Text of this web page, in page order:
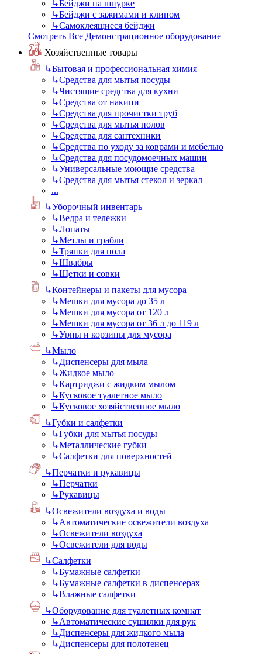
↳Бейджи на шнурке
↳Бейджи с зажимами и клипом
↳Самоклеящиеся бейджи
Смотреть Все Демонстрационное оборудование
Хозяйственные товары
↳Бытовая и профессиональная химия
↳Средства для мытья посуды
↳Чистящие средства для кухни
↳Средства от накипи
↳Средства для прочистки труб
↳Средства для мытья полов
↳Средства для сантехники
↳Средства по уходу за коврами и мебелью
↳Средства для посудомоечных машин
↳Универсальные моющие средства
↳Средства для мытья стекол и зеркал
...
↳Уборочный инвентарь
↳Ведра и тележки
↳Лопаты
↳Метлы и грабли
↳Тряпки для пола
↳Швабры
↳Щетки и совки
↳Контейнеры и пакеты для мусора
↳Мешки для мусора до 35 л
↳Мешки для мусора от 120 л
↳Мешки для мусора от 36 л до 119 л
↳Урны и корзины для мусора
↳Мыло
↳Диспенсеры для мыла
↳Жидкое мыло
↳Картриджи с жидким мылом
↳Кусковое туалетное мыло
↳Кусковое хозяйственное мыло
↳Губки и салфетки
↳Губки для мытья посуды
↳Металлические губки
↳Салфетки для поверхностей
↳Перчатки и рукавицы
↳Перчатки
↳Рукавицы
↳Освежители воздуха и воды
↳Автоматические освежители воздуха
↳Освежители воздуха
↳Освежители для воды
↳Салфетки
↳Бумажные салфетки
↳Бумажные салфетки в диспенсерах
↳Влажные салфетки
↳Оборудование для туалетных комнат
↳Автоматические сушилки для рук
↳Диспенсеры для жидкого мыла
↳Диспенсеры для полотенец